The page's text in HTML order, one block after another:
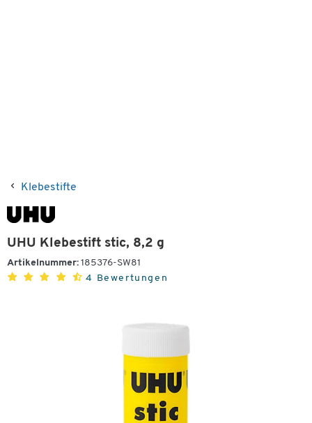
Klebestifte
UHU Klebestift stic, 8,2 g
Artikelnummer: 185376-SW81
4 Bewertungen